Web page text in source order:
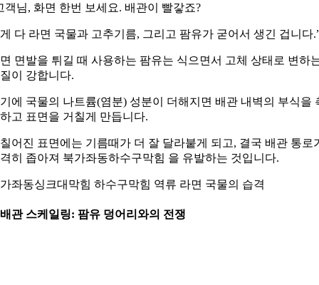
객님, 화면 한번 보세요. 배관이 빨갛죠?
다 라면 국물과 고추기름, 그리고 팜유가 굳어서 생긴 겁니다
면발을 튀길 때 사용하는 팜유는 식으면서 고체 상태로 변하
이 강합니다.
에 국물의 나트륨(염분) 성분이 더해지면 배관 내벽의 부식을
고 표면을 거칠게 만듭니다.
어진 표면에는 기름때가 더 잘 달라붙게 되고, 결국 배관 통로
히 좁아져 북가좌동하수구막힘 을 유발하는 것입니다.
좌동싱크대막힘 하수구막힘 역류 라면 국물의 습격
관 스케일링: 팜유 덩어리와의 전쟁